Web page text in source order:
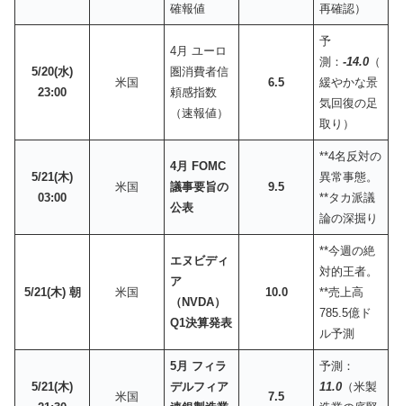
確報値
再確認）
5/20(水)
23:00
米国
4月 ユーロ
圏消費者信
頼感指数
（速報値）
6.5
予
測：-14.0 （
緩やかな景
気回復の足
取り）
5/21(木)
03:00
米国
4月 FOMC
議事要旨の
公表
9.5
**4名反対の
異常事態。
**タカ派議
論の深掘り
5/21(木) 朝 米国
エヌビディ
ア
（NVDA）
Q1決算発表
10.0
**今週の絶
対的王者。
**売上高
785.5億ド
ル予測
5/21(木)
米国
5月 フィラ
デルフィア
7.5
予測：
11.0 （米製